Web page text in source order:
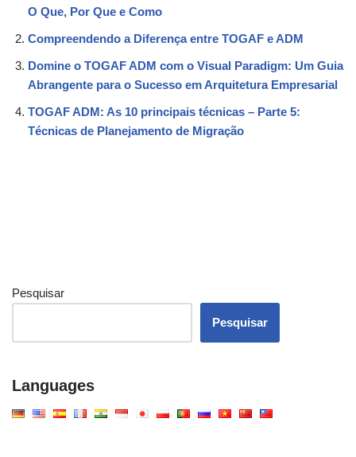
O Que, Por Que e Como
Compreendendo a Diferença entre TOGAF e ADM
Domine o TOGAF ADM com o Visual Paradigm: Um Guia
Abrangente para o Sucesso em Arquitetura Empresarial
TOGAF ADM: As 10 principais técnicas – Parte 5:
Técnicas de Planejamento de Migração
Pesquisar
Pesquisar
Languages